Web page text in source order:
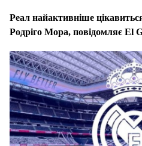
Реал найактивніше
Родріго Мора, повідомляє El